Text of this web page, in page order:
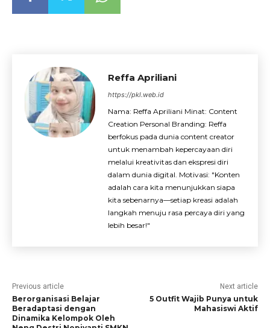
Reffa Apriliani
https://pkl.web.id
Nama: Reffa Apriliani Minat: Content
Creation Personal Branding: Reffa
berfokus pada dunia content creator
untuk menambah kepercayaan diri
melalui kreativitas dan ekspresi diri
dalam dunia digital. Motivasi: "Konten
adalah cara kita menunjukkan siapa
kita sebenarnya—setiap kreasi adalah
langkah menuju rasa percaya diri yang
lebih besar!"
Previous article
Berorganisasi Belajar
Beradaptasi dengan
Dinamika Kelompok Oleh
Next article
5 Outfit Wajib Punya untuk
Mahasiswi Aktif